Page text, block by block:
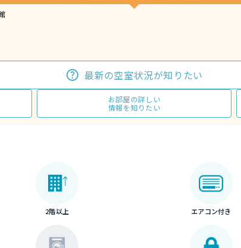
最新の空室状況が知りたい
お部屋の詳しい
情報を知りたい
2階以上 エアコン付き